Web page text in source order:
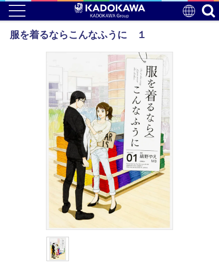
服を着るならこんなふうに １